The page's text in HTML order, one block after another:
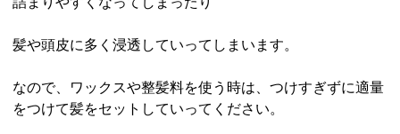
髪や頭皮に多く浸透していってしまいます。
なので、ワックスや整髪料を使う時は、つけすぎずに適量
をつけて髪をセットしていってください。